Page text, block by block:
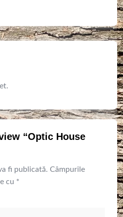
“Optic House
fi publicată. Câmpurile
cu *